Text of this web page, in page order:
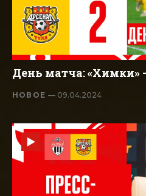
День матча: «Химки» -
НОВОЕ— 09.04.2024